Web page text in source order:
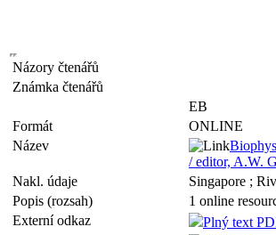
Názory čtenářů
Známka čtenářů
EB
Formát
ONLINE
Název
/ editor, A.W.
Nakl. údaje
Singapore ;
Popis (rozsah)
1 online
Externí odkaz
Plný text